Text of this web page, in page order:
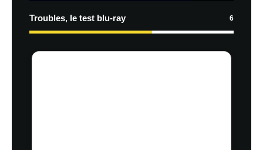
Troubles, le test blu-ray 6